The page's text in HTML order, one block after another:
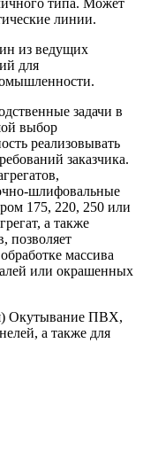
типа. Может
линии.
из ведущих
для
задачи в
выбор
реализовывать
заказчика.
шлифовальные
175, 220, 250 или
а также
позволяет
массива
или окрашенных
Окутывание ПВХ,
а также для